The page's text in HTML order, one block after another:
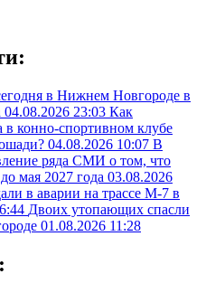
в Нижнем Новгороде в
04.08.2026 23:03 Как
в конно-спортивном клубе
04.08.2026 10:07 В
ряда СМИ о том, что
мая 2027 года 03.08.2026
в аварии на трассе М-7 в
Двоих утопающих спасли
01.08.2026 11:28